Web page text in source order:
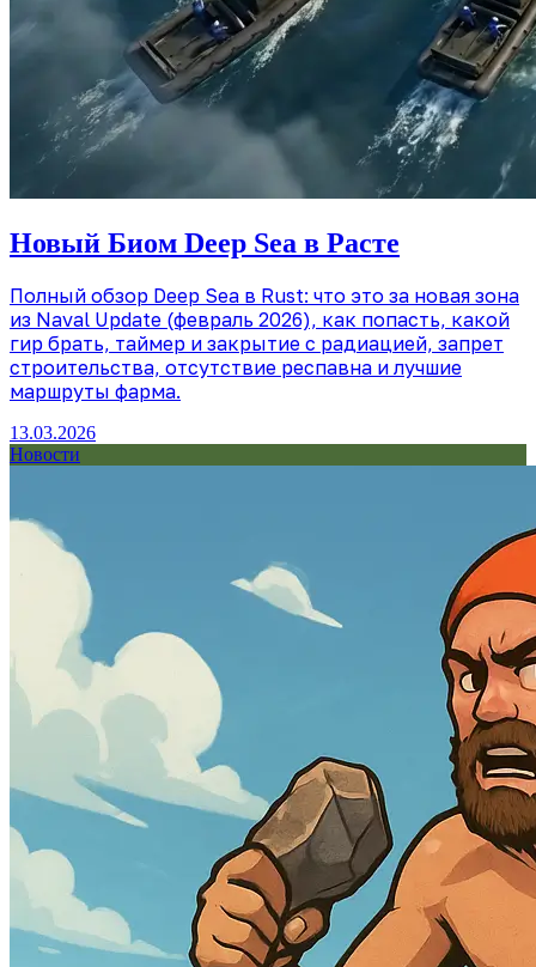
Новый Биом Deep Sea в Расте
Полный обзор Deep Sea в Rust: что это за новая зона
из Naval Update (февраль 2026), как попасть, какой
гир брать, таймер и закрытие с радиацией, запрет
строительства, отсутствие респавна и лучшие
маршруты фарма.
13.03.2026
Новости